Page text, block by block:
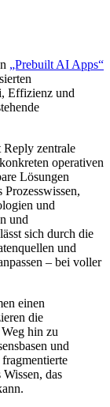
„Prebuilt AI Apps“
Effizienz und
zentrale
operativen
Lösungen
und
und
sich durch die
und
– bei voller
einen
die
hin zu
und
das